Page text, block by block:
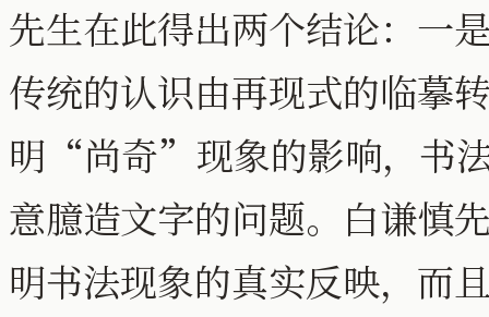
先生在此得出两个结论：
传统的认识由再现式的临
明“尚奇”现象的影响，书
意臆造文字的问题。白谦慎
明书法现象的真实反映，而